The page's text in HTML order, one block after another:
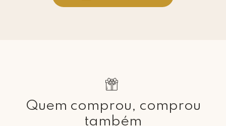
Quem comprou, comprou
também